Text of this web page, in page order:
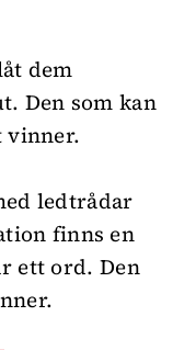
dem
Den som kan
vinner.
ledtrådar
finns en
ett ord. Den